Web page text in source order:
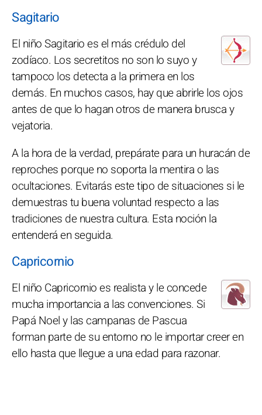
Sagitario
El niño Sagitario es el más crédulo del
zodíaco. Los secretitos no son lo suyo y
tampoco los detecta a la primera en los
demás. En muchos casos, hay que abrirle los ojos
antes de que lo hagan otros de manera brusca y
vejatoria.
A la hora de la verdad, prepárate para un huracán de
reproches porque no soporta la mentira o las
ocultaciones. Evitarás este tipo de situaciones si le
demuestras tu buena voluntad respecto a las
tradiciones de nuestra cultura. Esta noción la
entenderá en seguida.
Capricornio
El niño Capricornio es realista y le concede
mucha importancia a las convenciones. Si
Papá Noel y las campanas de Pascua
forman parte de su entorno no le importar creer en
ello hasta que llegue a una edad para razonar.